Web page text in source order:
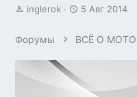
А
о
inglerok
Д
а
ч
5 Авг 2014
Форумы ВСЁ О